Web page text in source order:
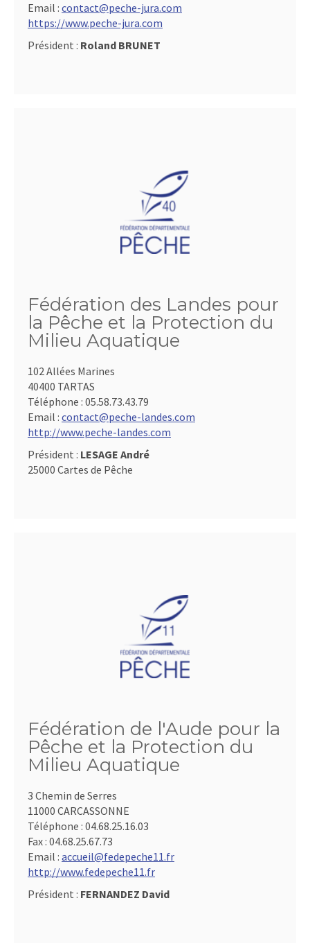
Email : contact@peche-jura.com
https://www.peche-jura.com
Président : Roland BRUNET
Fédération des Landes pour
la Pêche et la Protection du
Milieu Aquatique
102 Allées Marines
40400 TARTAS
Téléphone : 05.58.73.43.79
Email : contact@peche-landes.com
http://www.peche-landes.com
Président : LESAGE André
25000 Cartes de Pêche
Fédération de l'Aude pour la
Pêche et la Protection du
Milieu Aquatique
3 Chemin de Serres
11000 CARCASSONNE
Téléphone : 04.68.25.16.03
Fax : 04.68.25.67.73
Email : accueil@fedepeche11.fr
http://www.fedepeche11.fr
Président : FERNANDEZ David